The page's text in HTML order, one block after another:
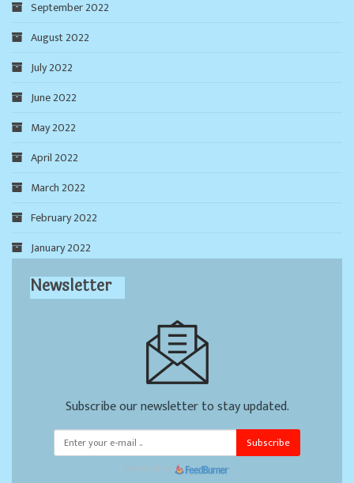
September 2022
August 2022
July 2022
June 2022
May 2022
April 2022
March 2022
February 2022
January 2022
Newsletter
Subscribe our newsletter to stay updated.
Subscribe